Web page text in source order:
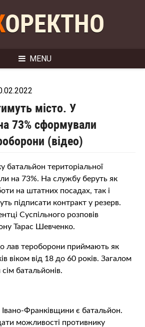
КОРЕКТНО
MENU
місто. У
73% сформували
(відео)
батальйон територіальної
на 73%. На службу беруть як
на штатних посадах, так і
підписати контракт у резерв.
Суспільного розповів
Тарас Шевченко.
лав тероборони приймають як
віком від 18 до 60 років. Загалом
батальйонів.
Франківщини є батальйон.
можливості противнику